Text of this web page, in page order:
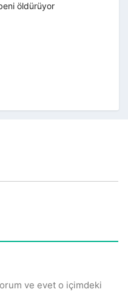
öldürüyor
ve evet o içimdeki